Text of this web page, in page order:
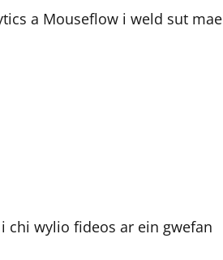
a Mouseflow i weld sut mae
chi wylio fideos ar ein gwefan